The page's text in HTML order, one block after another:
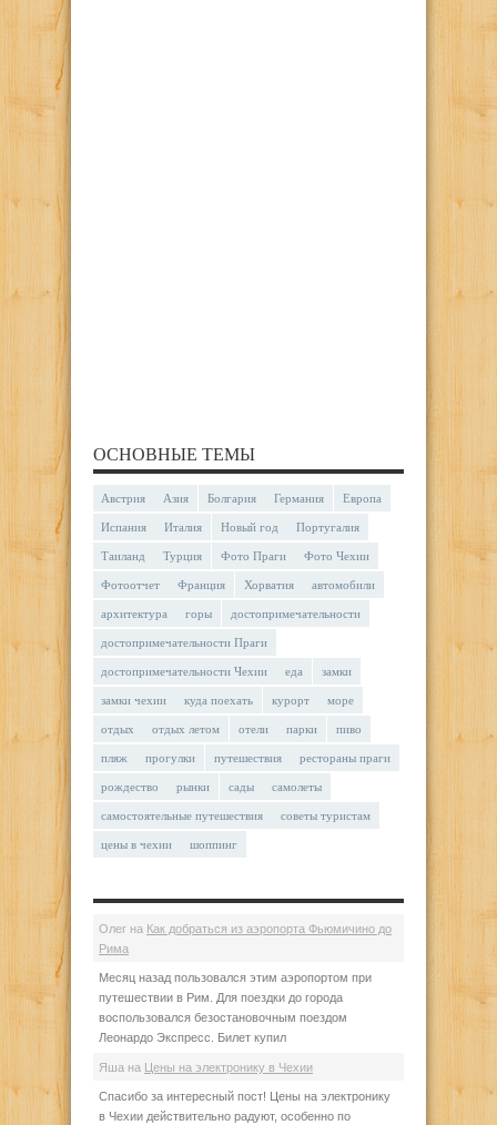
ОСНОВНЫЕ ТЕМЫ
Австрия Азия Болгария Германия Европа
Испания Италия Новый год Португалия
Таиланд Турция Фото Праги Фото Чехии
Фотоотчет Франция Хорватия автомобили
архитектура горы достопримечательности
достопримечательности Праги
достопримечательности Чехии еда замки
замки чехии куда поехать курорт море
отдых отдых летом отели парки пиво
пляж прогулки путешествия рестораны праги
рождество рынки сады самолеты
самостоятельные путешествия советы туристам
цены в чехии шоппинг
Олег на Как добраться из аэропорта Фьюмичино до
Рима
Месяц назад пользовался этим аэропортом при
путешествии в Рим. Для поездки до города
воспользовался безостановочным поездом
Леонардо Экспресс. Билет купил
Яша на Цены на электронику в Чехии
Спасибо за интересный пост! Цены на электронику
в Чехии действительно радуют, особенно по